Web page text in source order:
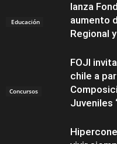
Educación
lanza
aumento
Regional
Concursos
FOJI
chile a
Juveniles